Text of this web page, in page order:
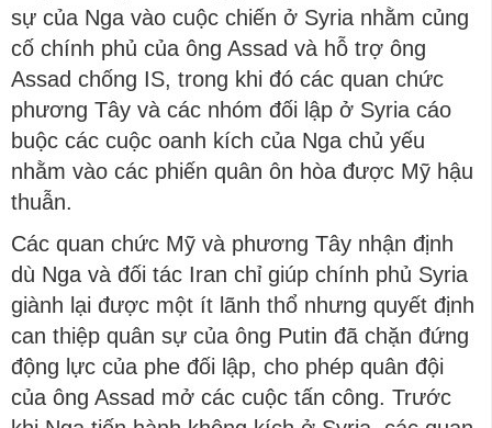
sự của Nga vào cuộc chiến ở Syria nhằm củng
cố chính phủ của ông Assad và hỗ trợ ông
Assad chống IS, trong khi đó các quan chức
phương Tây và các nhóm đối lập ở Syria cáo
buộc các cuộc oanh kích của Nga chủ yếu
nhằm vào các phiến quân ôn hòa được Mỹ hậu
thuẫn.
Các quan chức Mỹ và phương Tây nhận định
dù Nga và đối tác Iran chỉ giúp chính phủ Syria
giành lại được một ít lãnh thổ nhưng quyết định
can thiệp quân sự của ông Putin đã chặn đứng
động lực của phe đối lập, cho phép quân đội
của ông Assad mở các cuộc tấn công. Trước